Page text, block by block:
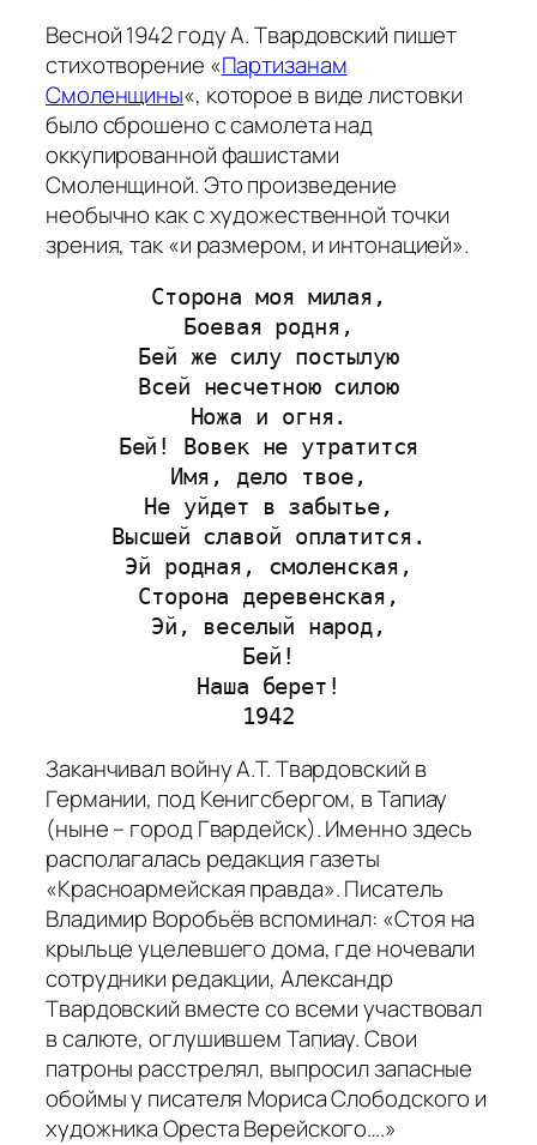
Весной 1942 году А. Твардовский пишет
стихотворение «Партизанам
Смоленщины«, которое в виде листовки
было сброшено с самолета над
оккупированной фашистами
Смоленщиной. Это произведение
необычно как с художественной точки
зрения, так «и размером, и интонацией».
Сторона моя милая,
Боевая родня,
Бей же силу постылую
Всей несчетною силою
Ножа и огня.
Бей! Вовек не утратится
Имя, дело твое,
Не уйдет в забытье,
Высшей славой оплатится.
Эй родная, смоленская,
Сторона деревенская,
Эй, веселый народ,
Бей!
Наша берет!
1942
Заканчивал войну А.Т. Твардовский в
Германии, под Кенигсбергом, в Тапиау
(ныне – город Гвардейск). Именно здесь
располагалась редакция газеты
«Красноармейская правда». Писатель
Владимир Воробьёв вспоминал: «Стоя на
крыльце уцелевшего дома, где ночевали
сотрудники редакции, Александр
Твардовский вместе со всеми участвовал
в салюте, оглушившем Тапиау. Свои
патроны расстрелял, выпросил запасные
обоймы у писателя Мориса Слободского и
художника Ореста Верейского….»